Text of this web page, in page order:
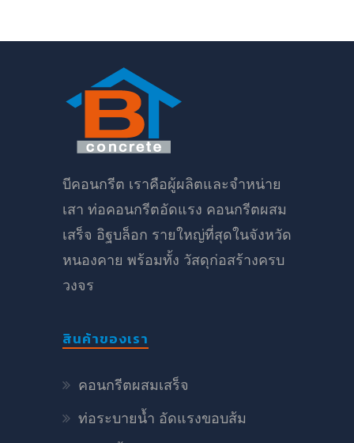
บีคอนกรีต เราคือผู้ผลิตและจำหน่าย
เสา ท่อคอนกรีตอัดแรง คอนกรีตผสม
เสร็จ อิฐบล็อก รายใหญ่ที่สุดในจังหวัด
หนองคาย พร้อมทั้ง วัสดุก่อสร้างครบ
วงจร
สินค้าของเรา
คอนกรีตผสมเสร็จ
ท่อระบายน้ำ อัดแรงขอบส้ม